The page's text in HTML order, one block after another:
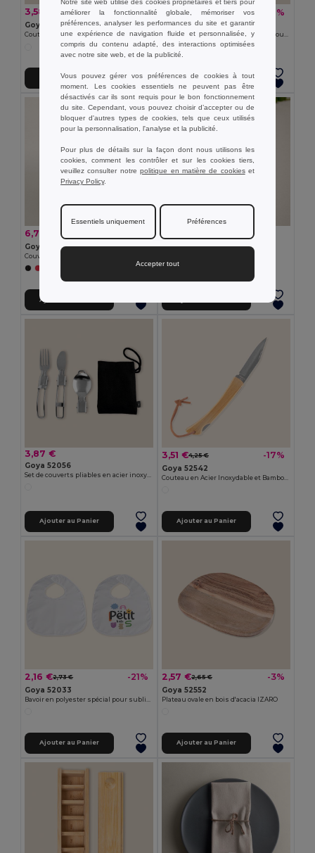
3,58 € 3,62 € -1%
Goya 38072
Couteau de poche compact en acier inoxydable avec manche en bois naturel HUMAN
Ajouter au Panier
0,61 € 0,68 € -9%
Goya 52085
Boîte en carton auto-assemblable pour mugs CUPPA
Ajouter au Panier
6,76 € 6,96 €
Goya 53502
Ajouter au Panier
3,87 €
Goya 52056
Ajouter au Panier
3,51 €4,25 € -17%
Goya 52542
Ajouter au Panier
2,16 €2,73 € -21%
Goya 52033
Ajouter au Panier
2,57 €2,65 € -3%
Goya 52552
Plateau ovale en bois d'acacia IZARO
Ajouter au Panier
améliorer la fonctionnalité globale, mémoriser vos
préférences, analyser les performances du site et garantir
une expérience de navigation fluide et personnalisée, y
compris du contenu adapté, des interactions optimisées
avec notre site web, et de la publicité.
Vous pouvez gérer vos préférences de cookies à tout
moment. Les cookies essentiels ne peuvent pas être
désactivés car ils sont requis pour le bon fonctionnement
du site. Cependant, vous pouvez choisir d’accepter ou de
bloquer d'autres types de cookies, tels que ceux utilisés
pour la personnalisation, l'analyse et la publicité.
Pour plus de détails sur la façon dont nous utilisons les
cookies, comment les contrôler et sur les cookies tiers,
veuillez consulter notrepolitique en matière de cookieset
Privacy Policy.
Essentiels uniquement Préférences
Accepter tout